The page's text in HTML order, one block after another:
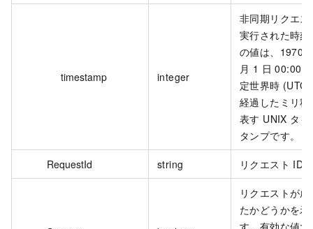
timestamp integer
非同期リクエス
実行された時刻
の値は、1970
月 1 日
定世界時
経過したミリ秒
表す UNIX タイ
タンプです。
RequestId string リクエスト ID。
リクエストが
たかどうかを示
す。有効な値: